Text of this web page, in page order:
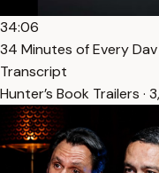
34:06
34 Minutes of Every
Transcript
Hunter’s Book Trailers ·